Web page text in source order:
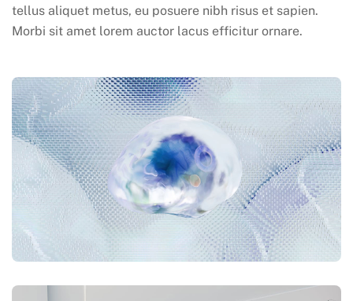
tellus aliquet metus, eu posuere nibh risus et sapien.
Morbi sit amet lorem auctor lacus efficitur ornare.